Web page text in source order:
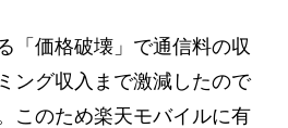
「価格破壊」で通信料の収
ング収入まで激減したので
このため楽天モバイルに有